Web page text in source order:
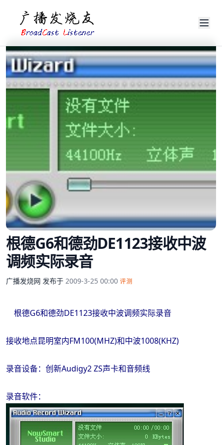
根德G6和德劲DE1123接收中波
调频实际录音
广播发烧网 发布于 2009-3-25 00:00 评测
根德G6和德劲DE1123接收中波调频实际录音
接收地点昆明室内FM100(MHZ)和中波1008(KHZ)
录音设备：创新Audigy2 ZS声卡和音频线
录音软件：